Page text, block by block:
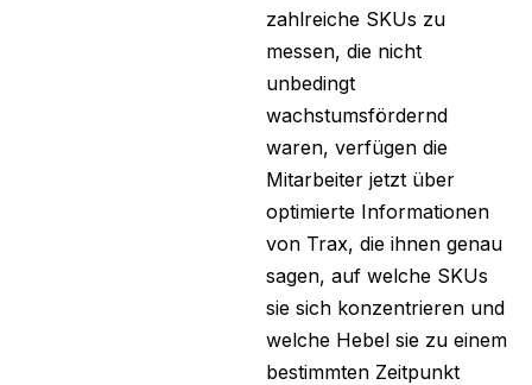
zahlreiche SKUs zu
messen, die nicht
unbedingt
wachstumsfördernd
waren, verfügen die
Mitarbeiter jetzt über
optimierte Informationen
von Trax, die ihnen genau
sagen, auf welche SKUs
sie sich konzentrieren und
welche Hebel sie zu einem
bestimmten Zeitpunkt